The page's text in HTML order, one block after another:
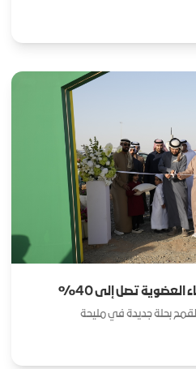
قند الفاخرة ومنصة مزرعتي
كلمة خلال حفل الحصاد
تحسبها جامدة وهي تمر مر
السحاب صنع الله الذي أتقن كل شيء إنه خبير بما تفعلون النمل 88
الأكمل والأحسن ومحذرا من التلاعب
تصل إلى 40%
بحلة جديدة في مليحة